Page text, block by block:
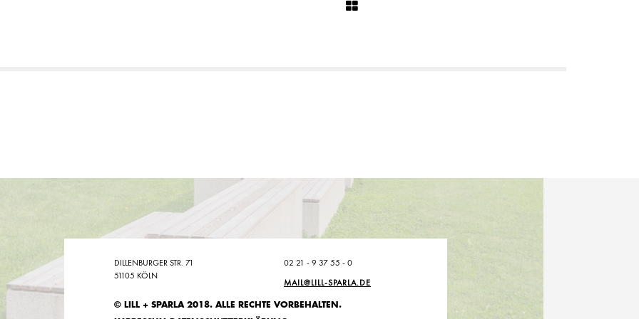
DILLENBURGER STR. 71
51105 KÖLN
02 21 - 9 37 55 - 0
MAIL@LILL-SPARLA.DE
© LILL + SPARLA 2018. ALLE RECHTE VORBEHALTEN.